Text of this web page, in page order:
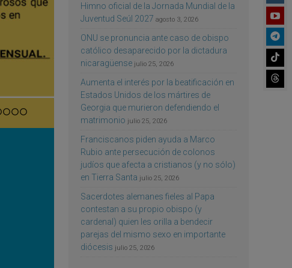
Himno oficial de la Jornada Mundial de la
Juventud Seúl 2027 agosto 3, 2026
ONU se pronuncia ante caso de obispo
católico desaparecido por la dictadura
nicaragüense julio 25, 2026
Aumenta el interés por la beatificación en
Estados Unidos de los mártires de
Georgia que murieron defendiendo el
matrimonio julio 25, 2026
Franciscanos piden ayuda a Marco
Rubio ante persecución de colonos
judíos que afecta a cristianos (y no sólo)
en Tierra Santa julio 25, 2026
Sacerdotes alemanes fieles al Papa
contestan a su propio obispo (y
cardenal) quien les orilla a bendecir
parejas del mismo sexo en importante
diócesis julio 25, 2026